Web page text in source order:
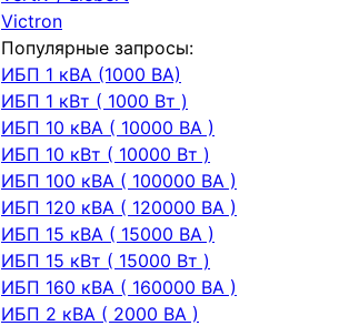
Victron
Популярные запросы:
ИБП 1 кВА (1000 ВА)
ИБП 1 кВт ( 1000 Вт )
ИБП 10 кВА ( 10000 ВА )
ИБП 10 кВт ( 10000 Вт )
ИБП 100 кВА ( 100000 ВА )
ИБП 120 кВА ( 120000 ВА )
ИБП 15 кВА ( 15000 ВА )
ИБП 15 кВт ( 15000 Вт )
ИБП 160 кВА ( 160000 ВА )
ИБП 2 кВА ( 2000 ВА )